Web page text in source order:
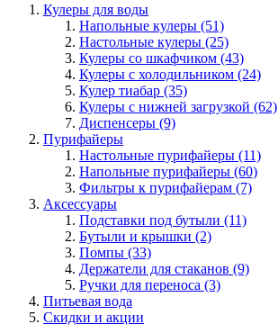
Кулеры для воды
Напольные кулеры (51)
Настольные кулеры (25)
Кулеры со шкафчиком (43)
Кулеры с холодильником (24)
Кулер тиабар (35)
Кулеры с нижней загрузкой (62)
Диспенсеры (9)
Пурифайеры
Настольные пурифайеры (11)
Напольные пурифайеры (60)
Фильтры к пурифайерам (7)
Аксессуары
Подставки под бутыли (11)
Бутыли и крышки (2)
Помпы (33)
Держатели для стаканов (9)
Ручки для переноса (3)
Питьевая вода
Скидки и акции